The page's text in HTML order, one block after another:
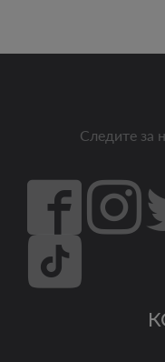
Следите за